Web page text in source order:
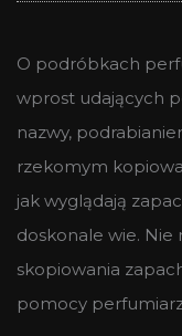
O podróbkach
wprost udających
nazwy,
rzekomym
jak wyglądają
doskonale wie. Nie
skopiowania
pomocy